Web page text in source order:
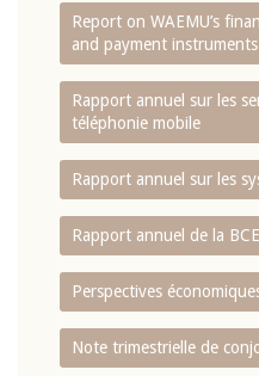
Report on WAEMU’s
and payment
Rapport annuel sur les
téléphonie mobile
Rapport annuel sur les
Rapport annuel de la
Perspectives
Note trimestrielle de